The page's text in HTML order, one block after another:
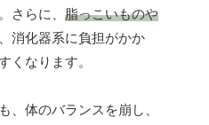
さらに、 脂っこいものや
消化器系に負担がかか
くなります。
も、体のバランスを崩し、